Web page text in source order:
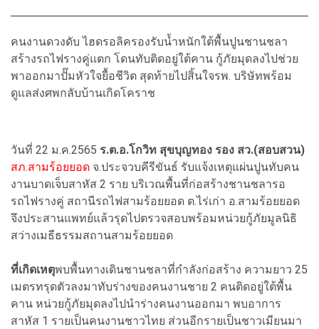
คนงานดวงดับ ไฮดรอลิครองรับน้ำหนักใต้พื้นปูนชานชลา
สร้างรถไฟรางคู่แตก โดนทับติดอยู่ใต้คาน กู้ภัยมุดลงไปช่วย
พาออกมาปั๊มหัวใจยื้อชีวิต สุดท้ายไปสิ้นใจรพ. บริษัทพร้อม
ดูแลส่งศพกลับบ้านเกิดโคราช
วันที่ 22 ม.ค.2565 ร.ต.อ.โกวิท สุขบุญทอง รอง สว.(สอบสวน)
สภ.สามร้อยยอด จ.ประจวบคีรีขันธ์ รับแจ้งเหตุแผ่นปูนทับคน
งานบาดเจ็บสาหัส 2 ราย บริเวณพื้นที่ก่อสร้างชานชลารอ
รถไฟรางคู่ สถานีรถไฟสามร้อยยอด ต.ไร่เก่า อ.สามร้อยยอด
จึงประสานแพทย์แล้วรุดไปตรวจสอบพร้อมหน่วยกู้ภัยมูลนิธิ
สว่างเมธีธรรมสถานสามร้อยยอด
ที่เกิดเหตุพบพื้นทางเดินชานชลาที่กำลังก่อสร้าง ความยาว 25
เมตรทรุดตัวลงมาทับร่างของคนงานชาย 2 คนติดอยู่ใต้พื้น
คาน หน่วยกู้ภัยมุดลงไปนำร่างคนงานออกมา พบอาการ
สาหัส 1 รายเป็นคนงานชาวไทย ส่วนอีกรายเป็นชาวเมียนมา